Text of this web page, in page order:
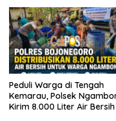
Peduli Warga di Tengah
Kemarau, Polsek
Kirim 8.000 Liter Air